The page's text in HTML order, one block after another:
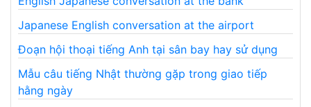
Japanese English conversation at the airport
Đoạn hội thoại tiếng Anh tại sân bay hay sử dụng
Mẫu câu tiếng Nhật thường gặp trong giao tiếp
hằng ngày